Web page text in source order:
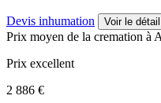
Devis inhumation Voir le détail
Prix moyen de la cremation à
Prix excellent
2 886 €